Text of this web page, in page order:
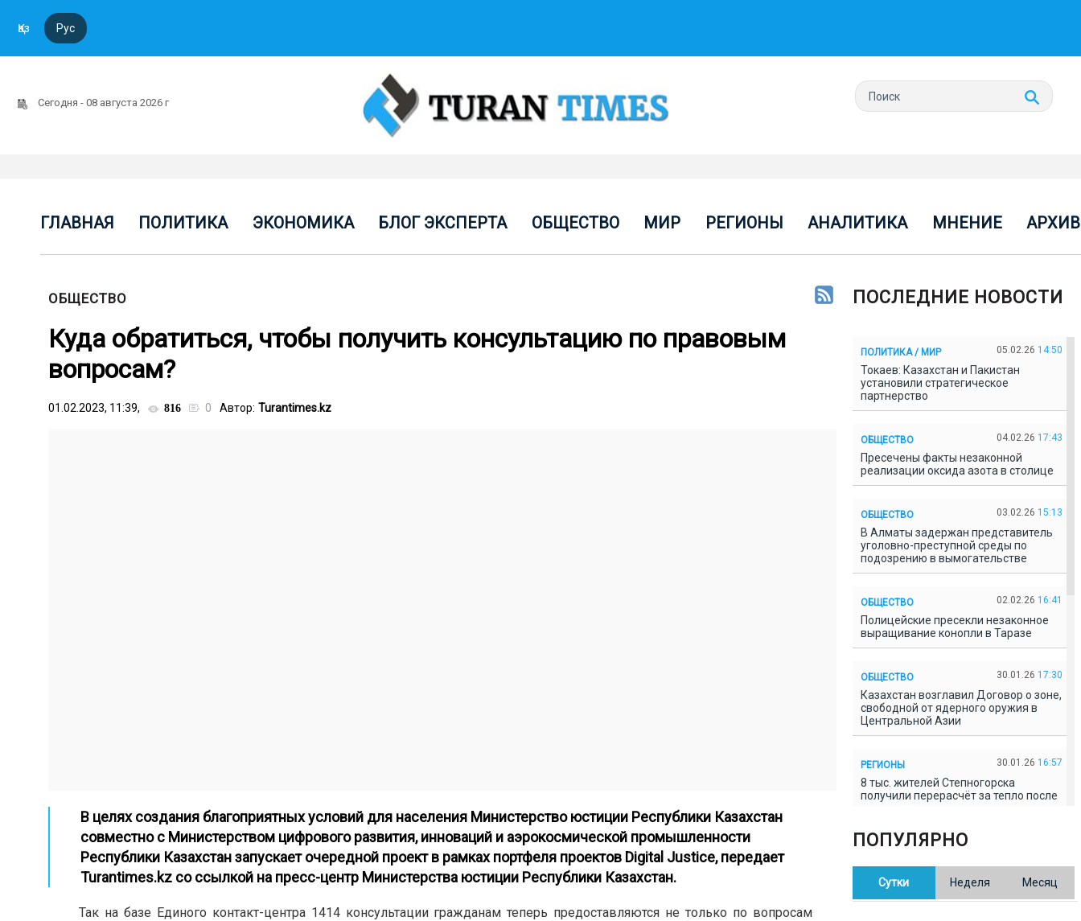
Қаз Рус
Сегодня - 08 августа 2026 г
ГЛАВНАЯ ПОЛИТИКА ЭКОНОМИКА БЛОГ ЭКСПЕРТА ОБЩЕСТВО МИР РЕГИОНЫ АНАЛИТИКА МНЕНИЕ АРХИВ
ОБЩЕСТВО
Куда обратиться, чтобы получить консультацию по правовым
вопросам?
01.02.2023, 11:39, 816 0 Автор: Turantimes.kz
В целях создания благоприятных условий для населения Министерство юстиции Республики Казахстан
совместно с Министерством цифрового развития, инноваций и аэрокосмической промышленности
Республики Казахстан запускает очередной проект в рамках портфеля проектов Digital Justice, передает
Turantimes.kz со ссылкой на пресс-центр Министерства юстиции Республики Казахстан.
Так на базе Единого контакт-центра 1414 консультации гражданам теперь предоставляются не только по вопросам
ПОСЛЕДНИЕ НОВОСТИ
ПОЛИТИКА / МИР 05.02.26 14:50
Токаев: Казахстан и Пакистан
установили стратегическое
партнерство
ОБЩЕСТВО 04.02.26 17:43
Пресечены факты незаконной
реализации оксида азота в столице
ОБЩЕСТВО 03.02.26 15:13
В Алматы задержан представитель
уголовно-преступной среды по
подозрению в вымогательстве
ОБЩЕСТВО 02.02.26 16:41
Полицейские пресекли незаконное
выращивание конопли в Таразе
ОБЩЕСТВО 30.01.26 17:30
Казахстан возглавил Договор о зоне,
свободной от ядерного оружия в
Центральной Азии
РЕГИОНЫ 30.01.26 16:57
8 тыс. жителей Степногорска
получили перерасчёт за тепло после
В Казахстане готовят новую
редакцию Конституции: меняется
ПОПУЛЯРНО
Сутки Неделя Месяц